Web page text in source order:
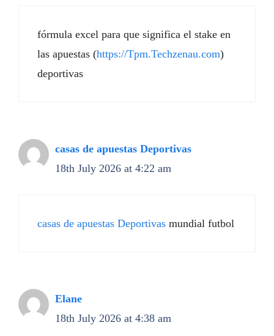
fórmula excel para que significa el stake en
las apuestas (https://Tpm.Techzenau.com)
deportivas
casas de apuestas Deportivas
18th July 2026 at 4:22 am
casas de apuestas Deportivas mundial futbol
Elane
18th July 2026 at 4:38 am